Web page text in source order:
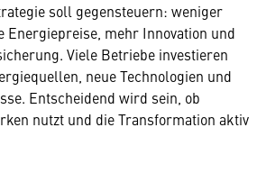
soll gegensteuern: weniger
mehr Innovation und
Viele Betriebe investieren
neue Technologien und
Entscheidend wird sein, ob
nutzt und die Transformation aktiv